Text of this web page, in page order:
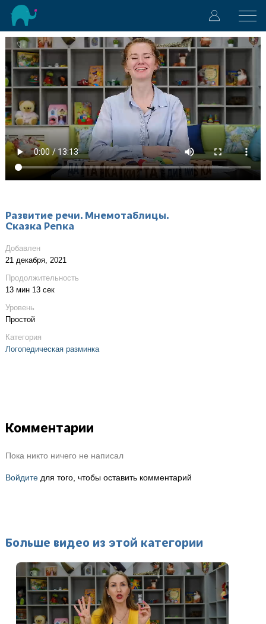
Развитие речи. Мнемотаблицы.
Сказка Репка
Добавлен
21 декабря, 2021
Продолжительность
13 мин 13 сек
Уровень
Простой
Категория
Логопедическая разминка
Комментарии
Пока никто ничего не написал
Войдитедля того, чтобы оставить комментарий
Больше видео из этой категории